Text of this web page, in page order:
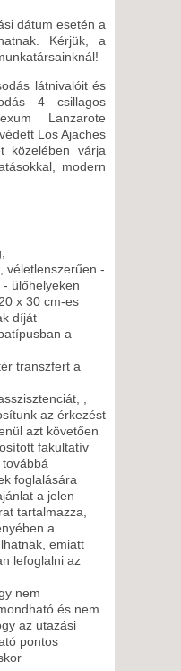
HÉTFŐ -
HÉTFŐ -
HÉTFŐ -
-
dátum esetén a
Kérjük, a
látnivalóit és
4 csillagos
Lanzarote
Los Ajaches
közelében várja
modern
véletlenszerűen -
ülőhelyeken
x 30 cm-es
díját
a
transzfert a
,
az érkezést
azt követően
fakultatív
foglalására
a jelen
tartalmazza,
a
emiatt
lefoglalni az
nem
és nem
az utazási
pontos